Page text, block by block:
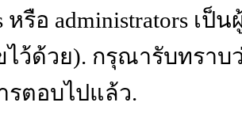
หรือ administrators เ
ว้ด้วย). กรุณารับทรา
รตอบไปแล้ว.